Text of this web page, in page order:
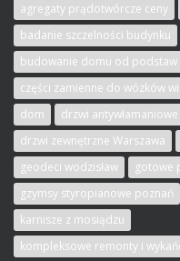
agregaty prądotwórcze ceny
badanie szczelności budynku
budowanie domu od podstaw
części zamienne do wózków
dom
drzwi
drzwi zewnętrzne Warszawa
geodeci wodzisław
gotowe
gzymsy styropianowe poznań
karnisze z mosiądzu
kompleksowe remonty i